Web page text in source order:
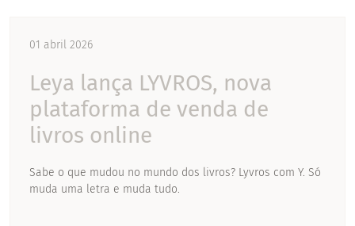
01 abril 2026
Leya lança LYVROS, nova
plataforma de venda de
livros online
Sabe o que mudou no mundo dos livros? Lyvros com Y. Só
muda uma letra e muda tudo.